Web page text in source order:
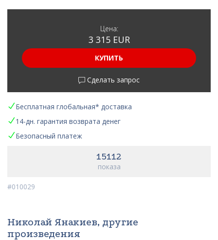
Цена:
3 315 EUR
КУПИТЬ
Сделать запрос
Бесплатная глобальная* доставка
14-дн. гарантия возврата денег
Безопасный платеж
15112
показа
#010029
Николай Янакиев, другие
произведения